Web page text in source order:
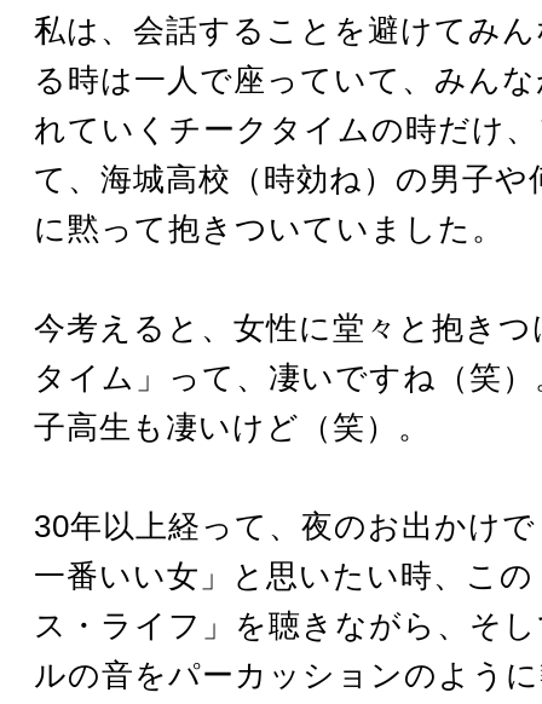
私は、会話することを避けてみ
る時は一人で座っていて、みん
れていくチークタイムの時だけ
て、海城高校（時効ね）の男子や
に黙って抱きついていました。
今考えると、女性に堂々と抱き
タイム」って、凄いですね（笑
子高生も凄いけど（笑）。
30年以上経って、夜のお出かけ
一番いい女」と思いたい時、こ
ス・ライフ」を聴きながら、そ
ルの音をパーカッションのよう